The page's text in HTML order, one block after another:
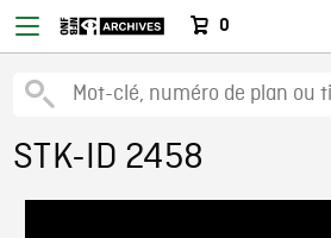
0
STK-ID 2458